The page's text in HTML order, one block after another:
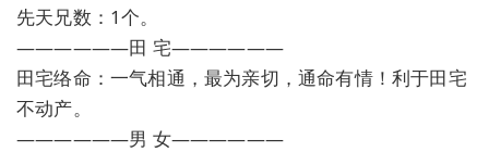
先天兄数：1个。
——————田 宅——————
田宅络命：一气相通，最为亲切，通命有情！利于田宅
不动产。
——————男 女——————